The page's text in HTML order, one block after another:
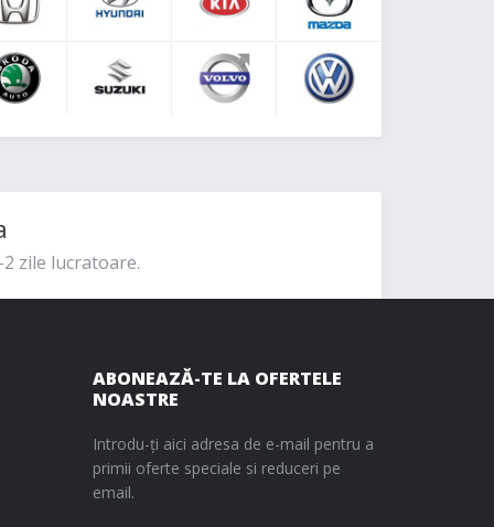
zile lucratoare.
ABONEAZĂ-TE LA OFERTELE
NOASTRE
Introdu-ți aici adresa de e-mail pentru a
primii oferte speciale si reduceri pe
email.